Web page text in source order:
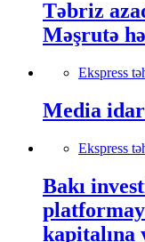
Təbriz
Məşrutə
Ekspress
Media
Ekspress
Bakı
kapitalına